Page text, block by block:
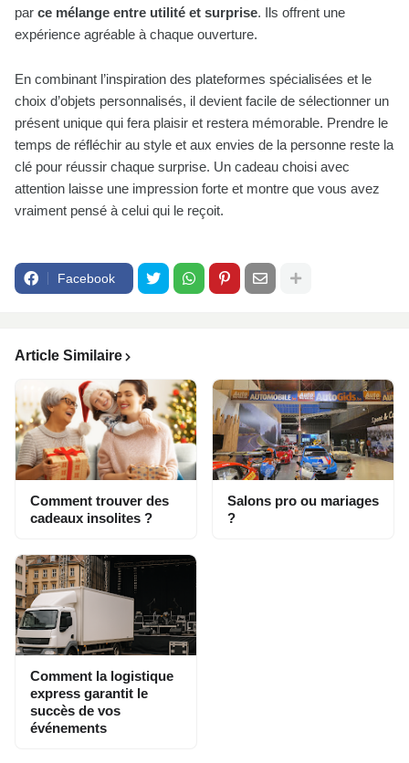
par ce mélange entre utilité et surprise. Ils offrent une
expérience agréable à chaque ouverture.
En combinant l’inspiration des plateformes spécialisées et le
choix d’objets personnalisés, il devient facile de sélectionner un
présent unique qui fera plaisir et restera mémorable. Prendre le
temps de réfléchir au style et aux envies de la personne reste la
clé pour réussir chaque surprise. Un cadeau choisi avec
attention laisse une impression forte et montre que vous avez
vraiment pensé à celui qui le reçoit.
Facebook
Article Similaire
Comment trouver des
cadeaux insolites ?
Salons pro ou mariages
?
Comment la logistique
express garantit le
succès de vos
événements